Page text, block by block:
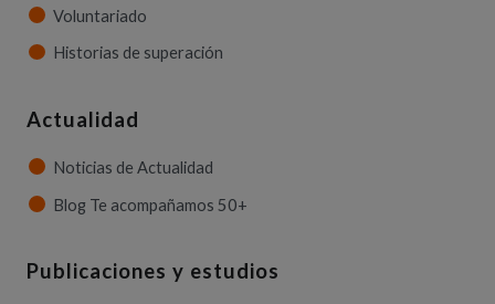
Voluntariado
Historias de superación
Actualidad
Noticias de Actualidad
Blog Te acompañamos 50+
Publicaciones y estudios